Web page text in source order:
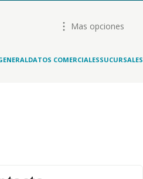
Mas opciones
DATOS COMERCIALESSUCURSALES